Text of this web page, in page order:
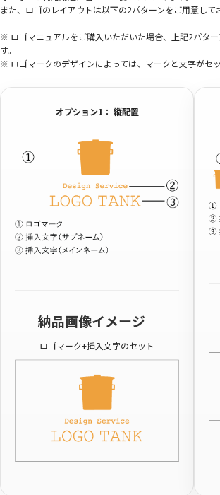
また、ロゴのレイアウトは以下の2パターンをご用意して
※ ロゴマニュアルをご購入いただいた場合、上記2パタ
す。
※ ロゴマークのデザインによっては、マークと文字がセ
オプション1： 縦配置
納品画像イメージ
ロゴマーク+挿入文字のセット